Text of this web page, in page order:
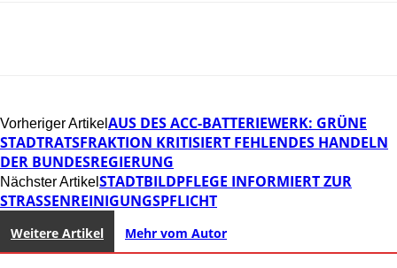
Vorheriger Artikel AUS DES ACC-BATTERIEWERK: GRÜNE
STADTRATSFRAKTION KRITISIERT FEHLENDES HANDELN
DER BUNDESREGIERUNG
Nächster Artikel STADTBILDPFLEGE INFORMIERT ZUR
STRASSENREINIGUNGSPFLICHT
Weitere Artikel Mehr vom Autor